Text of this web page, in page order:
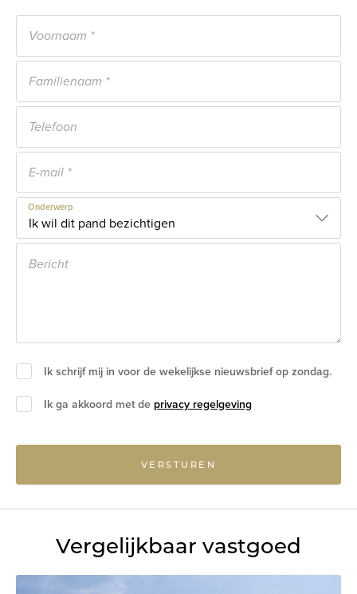
Onderwerp
Ik schrijf mij in voor de wekelijkse nieuwsbrief op zondag.
Ik ga akkoord met de privacy regelgeving
VERSTUREN
Vergelijkbaar vastgoed